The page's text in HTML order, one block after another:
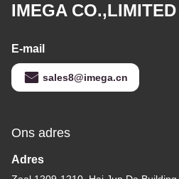
IMEGA CO.,LIMITED
E-mail
sales8@imega.cn
Ons adres
Adres